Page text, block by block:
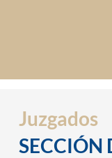
Juzgados
SECCIÓN